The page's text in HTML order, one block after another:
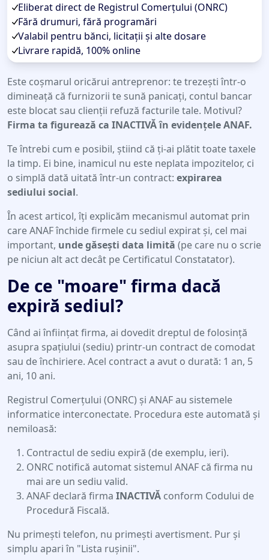
Eliberat direct de Registrul Comerțului (ONRC)
Fără drumuri, fără programări
Valabil pentru bănci, licitații și alte dosare
Livrare rapidă, 100% online
Este coșmarul oricărui antreprenor: te trezești într-o
dimineață că furnizorii te sună panicați, contul bancar
este blocat sau clienții refuză facturile tale. Motivul?
Firma ta figurează ca INACTIVĂ în evidențele ANAF.
Te întrebi cum e posibil, știind că ți-ai plătit toate taxele
la timp. Ei bine, inamicul nu este neplata impozitelor, ci
o simplă dată uitată într-un contract: expirarea
sediului social.
În acest articol, îți explicăm mecanismul automat prin
care ANAF închide firmele cu sediul expirat și, cel mai
important, unde găsești data limită (pe care nu o scrie
pe niciun alt act decât pe Certificatul Constatator).
De ce "moare" firma dacă
expiră sediul?
Când ai înființat firma, ai dovedit dreptul de folosință
asupra spațiului (sediu) printr-un contract de comodat
sau de închiriere. Acel contract a avut o durată: 1 an, 5
ani, 10 ani.
Registrul Comerțului (ONRC) și ANAF au sistemele
informatice interconectate. Procedura este automată și
nemiloasă:
Contractul de sediu expiră (de exemplu, ieri).
ONRC notifică automat sistemul ANAF că firma nu
mai are un sediu valid.
ANAF declară firma INACTIVĂ conform Codului de
Procedură Fiscală.
Nu primești telefon, nu primești avertisment. Pur și
simplu apari în "Lista rușinii".